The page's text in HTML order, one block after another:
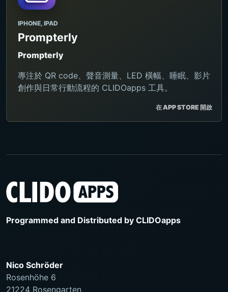
IPHONE, IPAD
Prompterly
Prompterly
專注於 QR code、聲音測量、LED 橫幅、睡眠、影片
創作與日常行動流程的 CLIDOapps 工具。
在 APP STORE 開啟
Programmed and Distributed by CLIDOapps
Nico Schröder
Rosenhöhe 6
21224 Rosengarten